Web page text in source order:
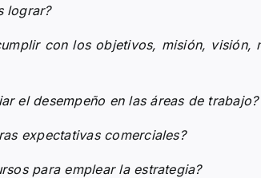
lograr?
con los objetivos, misión, visión,
el desempeño en las áreas de trabajo?
expectativas comerciales?
para emplear la estrategia?